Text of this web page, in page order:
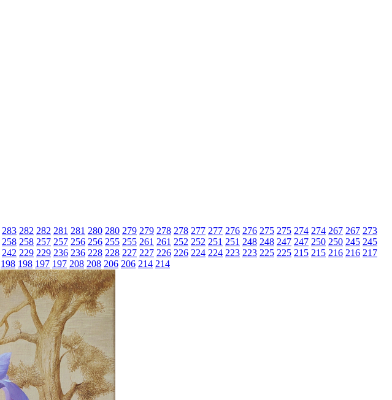
283 282 282 281 281 280 280 279 279 278 278 277 277 276 276 275 275 274 274 267 267 273
258 258 257 257 256 256 255 255 261 261 252 252 251 251 248 248 247 247 250 250 245 245
242 229 229 236 236 228 228 227 227 226 226 224 224 223 223 225 225 215 215 216 216 217
198 198 197 197 208 208 206 206 214 214